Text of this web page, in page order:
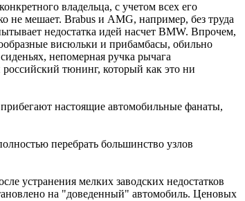
владельца, с учетом всех его
не мешает. Brabus и AMG, например, без труда
недостатка идей насчет BMW. Впрочем,
висюльки и прибамбасы, обильно
непомерная ручка рычага
тюнинг, который как это ни
настоящие автомобильные фанаты,
перебрать большинство узлов
устранения мелких заводских недостатков
на "доведенный" автомобиль. Ценовых